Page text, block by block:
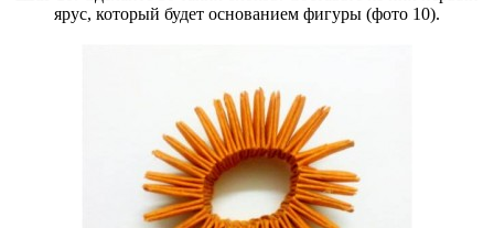
ярус, который будет основанием фигуры (фото 10).